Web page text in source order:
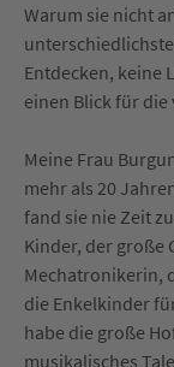
Warum sie nicht
Entdecken, keine
einen Blick für
Meine Frau
mehr als 20
fand sie nie Zeit
Kinder, der große
Mechatronikerin,
die Enkelkinder
habe die große
musikalisches